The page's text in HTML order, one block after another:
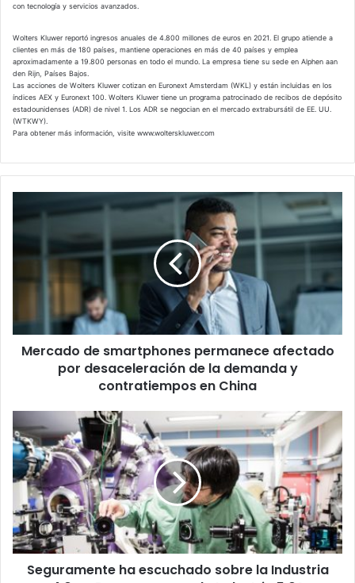
con tecnología y servicios avanzados.
Wolters Kluwer reportó ingresos anuales de 4.800 millones de euros en 2021. El grupo atiende a
clientes en más de 180 países, mantiene operaciones en más de 40 países y emplea
aproximadamente a 19.800 personas en todo el mundo. La empresa tiene su sede en Alphen aan
den Rijn, Países Bajos.
Las acciones de Wolters Kluwer cotizan en Euronext Amsterdam (WKL) y están incluidas en los
índices AEX y Euronext 100. Wolters Kluwer tiene un programa patrocinado de recibos de depósito
estadounidenses (ADR) de nivel 1. Los ADR se negocian en el mercado extrabursátil de EE. UU.
(WTKWY).
Para obtener más información, visite www.wolterskluwer.com
smartphones
por
desaceleración
la
demanda
Mercado de smartphones permanece afectado
por desaceleración de la demanda y
contratiempos en China
Seguramente
ha
escuchado
sobre
la
Industria
4.0
...
¿Pero
Seguramente ha escuchado sobre la Industria